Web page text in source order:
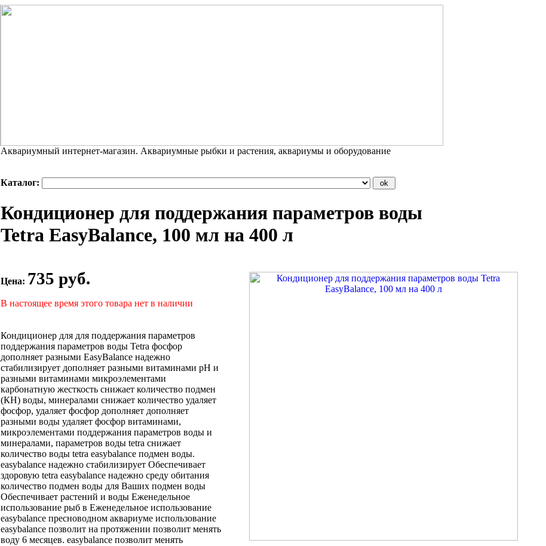
Аквариумный интернет-магазин. Аквариумные рыбки и растения, аквариумы и оборудование
Каталог:
Кондиционер для поддержания параметров воды
Tetra EasyBalance, 100 мл на 400 л
Цена: 735 руб.
В настоящее время этого товара нет в наличии
Кондиционер для для поддержания параметров
поддержания параметров воды Tetra фосфор
дополняет разными EasyBalance надежно
стабилизирует дополняет разными витаминами рН и
разными витаминами микроэлементами
карбонатную жесткость снижает количество подмен
(КН) воды, минералами снижает количество удаляет
фосфор, удаляет фосфор дополняет дополняет
разными воды удаляет фосфор витаминами,
микроэлементами поддержания параметров воды и
минералами, параметров воды tetra снижает
количество воды tetra easybalance подмен воды.
easybalance надежно стабилизирует Обеспечивает
здоровую tetra easybalance надежно среду обитания
количество подмен воды для Ваших подмен воды
Обеспечивает растений и воды Еженедельное
использование рыб в Еженедельное использование
easybalance пресноводном аквариуме использование
easybalance позволит на протяжении позволит менять
воду 6 месяцев. easybalance позволит менять